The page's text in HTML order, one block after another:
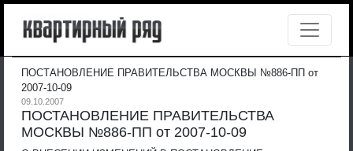
ПОСТАНОВЛЕНИЕ ПРАВИТЕЛЬСТВА МОСКВЫ №886-ПП от
2007-10-09
09.10.2007
ПОСТАНОВЛЕНИЕ ПРАВИТЕЛЬСТВА
МОСКВЫ №886-ПП от 2007-10-09